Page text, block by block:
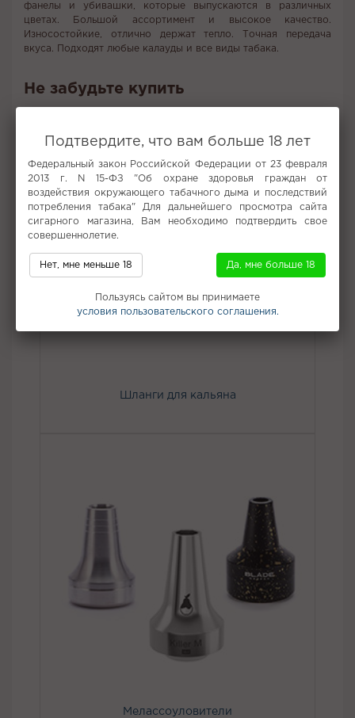
фанелы и убивашки, которые выпускаются в различных
цветах. Большой ассортимент и высокое качество.
Износостойкие, отлично держат тепло. Точная передача
вкуса. Подходят любые калауды и все виды табака.
Не забудьте купить
Шланги для кальяна
Мелассоуловители
Подтвердите, что вам больше 18 лет
Федеральный закон Российской Федерации от 23 февраля
2013 г. N 15-ФЗ "Об охране здоровья граждан от
воздействия окружающего табачного дыма и последствий
потребления табака" Для дальнейшего просмотра сайта
сигарного магазина, Вам необходимо подтвердить свое
совершеннолетие.
Нет, мне меньше 18 Да, мне больше 18
Пользуясь сайтом вы принимаете
условия пользовательского соглашения.